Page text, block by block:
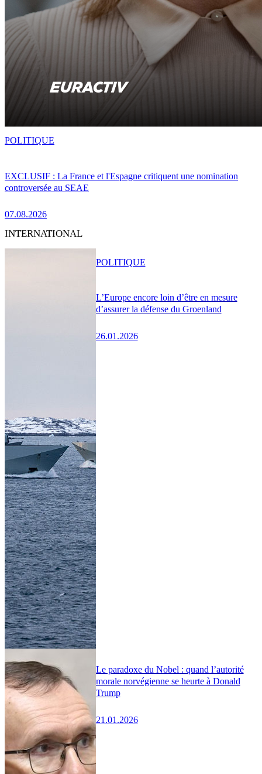
EXCLUSIF : La France et l'Espagne critiquent une nomination
controversée au SEAE
07.08.2026
POLITIQUE
INTERNATIONAL
L’Europe encore loin d’être en mesure
d’assurer la défense du Groenland
26.01.2026
POLITIQUE
Le paradoxe du Nobel : quand l’autorité
morale norvégienne se heurte à Donald
Trump
21.01.2026